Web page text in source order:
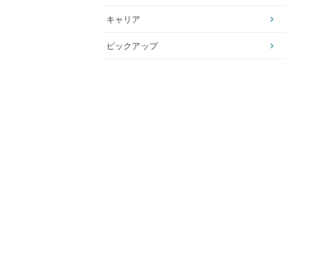
キャリア
ピックアップ